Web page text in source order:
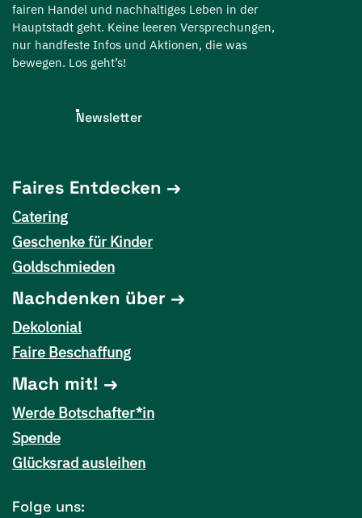
fairen Handel und nachhaltiges Leben in der
Hauptstadt geht. Keine leeren Versprechungen,
nur handfeste Infos und Aktionen, die was
bewegen. Los geht’s!
Newsletter
Faires Entdecken
Catering
Geschenke für Kinder
Goldschmieden
Nachdenken über
Dekolonial
Faire Beschaffung
Mach mit!
Werde Botschafter*in
Spende
Glücksrad ausleihen
Folge uns: